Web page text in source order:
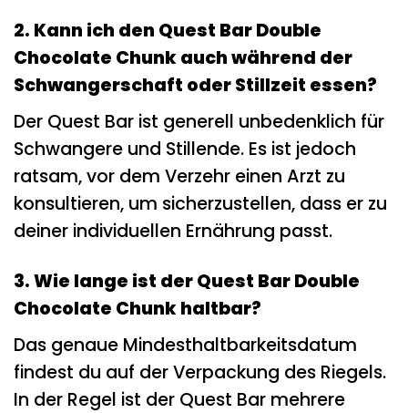
2. Kann ich den Quest Bar Double
Chocolate Chunk auch während der
Schwangerschaft oder Stillzeit essen?
Der Quest Bar ist generell unbedenklich für
Schwangere und Stillende. Es ist jedoch
ratsam, vor dem Verzehr einen Arzt zu
konsultieren, um sicherzustellen, dass er zu
deiner individuellen Ernährung passt.
3. Wie lange ist der Quest Bar Double
Chocolate Chunk haltbar?
Das genaue Mindesthaltbarkeitsdatum
findest du auf der Verpackung des Riegels.
In der Regel ist der Quest Bar mehrere